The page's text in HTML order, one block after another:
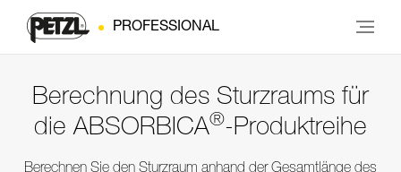
PROFESSIONAL
Berechnung des Sturzraums für
die ABSORBICA®-Produktreihe